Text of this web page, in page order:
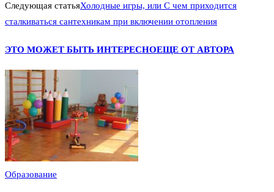
Следующая статьяХолодные игры, или С чем приходится
сталкиваться сантехникам при включении отопления
ЭТО МОЖЕТ БЫТЬ ИНТЕРЕСНОЕЩЕ ОТ АВТОРА
Образование